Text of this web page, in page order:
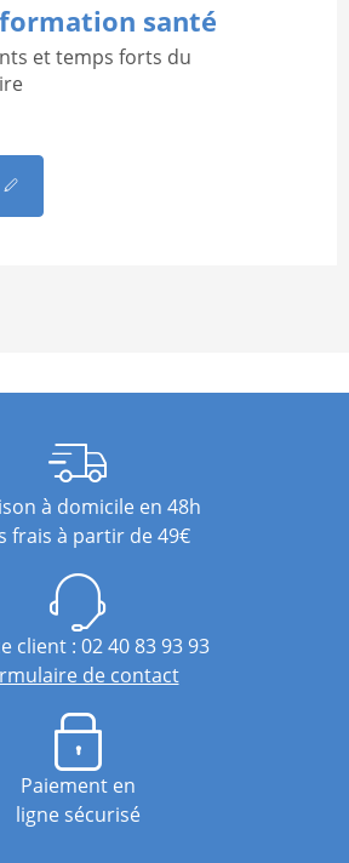
santé
et temps forts du
à domicile en 48h
frais à partir de 49€
client : 02 40 83 93 93
de contact
Paiement en
ligne sécurisé